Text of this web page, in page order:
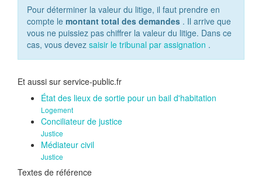
Pour déterminer la valeur du litige, il faut prendre en
compte le montant total des demandes . Il arrive que
vous ne puissiez pas chiffrer la valeur du litige. Dans ce
cas, vous devez saisir le tribunal par assignation .
Et aussi sur service-public.fr
État des lieux de sortie pour un bail d'habitation
Logement
Conciliateur de justice
Justice
Médiateur civil
Justice
Textes de référence